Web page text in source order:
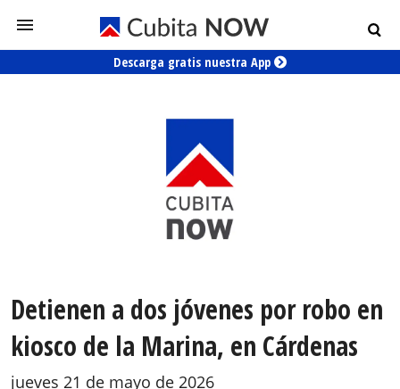
Descarga gratis nuestra App
Detienen a dos jóvenes por robo en
kiosco de la Marina, en Cárdenas
jueves 21 de mayo de 2026